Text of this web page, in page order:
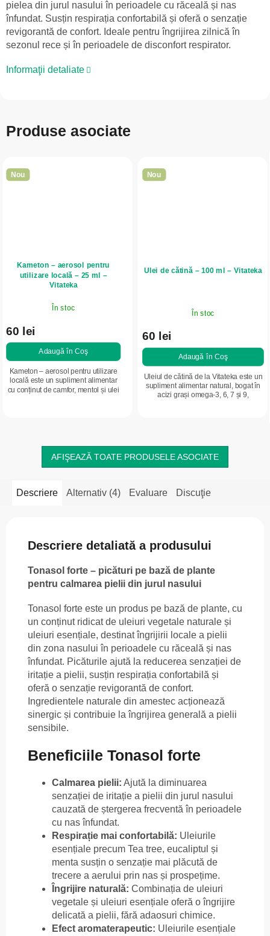
pielea din jurul nasului în perioadele cu răceală și nas
înfundat. Susțin respirația confortabilă și oferă o senzație
revigorantă de confort. Ideale pentru îngrijirea zilnică în
sezonul rece și în perioadele de disconfort respirator.
Informaţii detaliate
Produse asociate
Nou
Kameton – aerosol pentru
utilizare locală – 25 ml –
Vitateka
În stoc
60 lei
Adaugă în Coş
Kameton – aerosol pentru utilizare
locală este un supliment alimentar
cu conținut de camfor, mentol și ulei
Nou
Ulei de cătină – 100 ml – Vitateka
În stoc
60 lei
Adaugă în Coş
Uleiul de cătină de la Vitateka este un
supliment alimentar natural, bogat în
acizi grași omega-3, 6, 7 și 9,
AFIŞEAZĂ TOATE PRODUSELE ASOCIATE
Descriere Alternativ (4) Evaluare Discuţie
Descriere detaliată a produsului
Tonasol forte – picături pe bază de plante
pentru calmarea pielii din jurul nasului
Tonasol forte este un produs pe bază de plante, cu
un conținut ridicat de uleiuri vegetale naturale și
uleiuri esențiale, destinat îngrijirii locale a pielii
din zona nasului în perioadele cu răceală și nas
înfundat. Picăturile ajută la reducerea senzației de
iritație a pielii, susțin respirația confortabilă și
oferă o senzație revigorantă de confort.
Ingredientele naturale din amestec acționează
sinergic și contribuie la îngrijirea generală a pielii
sensibile.
Beneficiile Tonasol forte
Calmarea pielii: Ajută la diminuarea
senzației de iritație a pielii din jurul nasului
cauzată de ștergerea frecventă în perioadele
cu nas înfundat.
Respirație mai confortabilă: Uleiurile
esențiale precum Tea tree, eucaliptul și
menta susțin o senzație mai plăcută de
trecere a aerului prin nas și prospețime.
Îngrijire naturală: Combinația de uleiuri
vegetale și uleiuri esențiale oferă o îngrijire
delicată a pielii, fără adaosuri chimice.
Efect aromaterapeutic: Uleiurile esențiale